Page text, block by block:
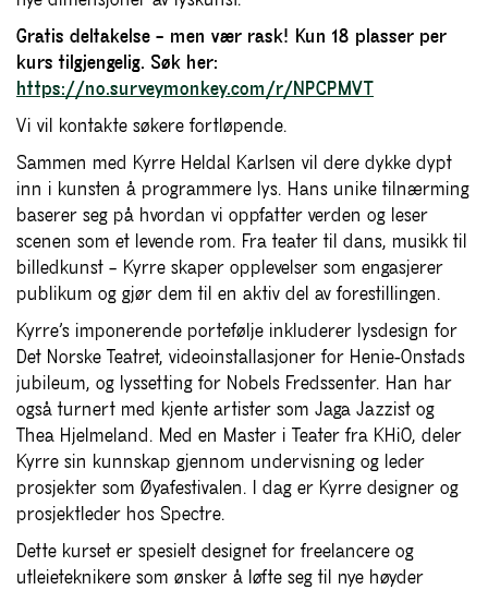
Gratis deltakelse – men vær rask! Kun 18 plasser per
kurs tilgjengelig. Søk her:
https://no.surveymonkey.com/r/NPCPMVT
Vi vil kontakte søkere fortløpende.
Sammen med Kyrre Heldal Karlsen vil dere dykke dypt
inn i kunsten å programmere lys. Hans unike tilnærming
baserer seg på hvordan vi oppfatter verden og leser
scenen som et levende rom. Fra teater til dans, musikk til
billedkunst – Kyrre skaper opplevelser som engasjerer
publikum og gjør dem til en aktiv del av forestillingen.
Kyrre’s imponerende portefølje inkluderer lysdesign for
Det Norske Teatret, videoinstallasjoner for Henie-Onstads
jubileum, og lyssetting for Nobels Fredssenter. Han har
også turnert med kjente artister som Jaga Jazzist og
Thea Hjelmeland. Med en Master i Teater fra KHiO, deler
Kyrre sin kunnskap gjennom undervisning og leder
prosjekter som Øyafestivalen. I dag er Kyrre designer og
prosjektleder hos Spectre.
Dette kurset er spesielt designet for freelancere og
utleieteknikere som ønsker å løfte seg til nye høyder